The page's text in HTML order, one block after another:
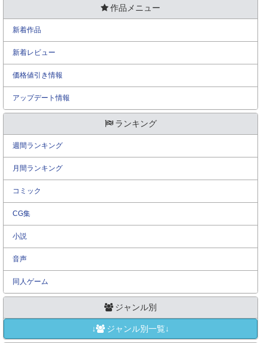
作品メニュー
新着作品
新着レビュー
価格値引き情報
アップデート情報
ランキング
週間ランキング
月間ランキング
コミック
CG集
小説
音声
同人ゲーム
ジャンル別
↓ ジャンル別一覧↓